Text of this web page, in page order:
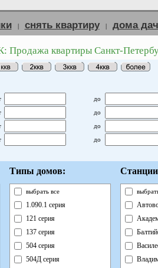
| снять квартиру | дома
Продажа квартиры Санкт-
до
до
до
до
Типы домов:
выбрать все
1.090.1 серия
121 серия
137 серия
504 серия
504Д серия